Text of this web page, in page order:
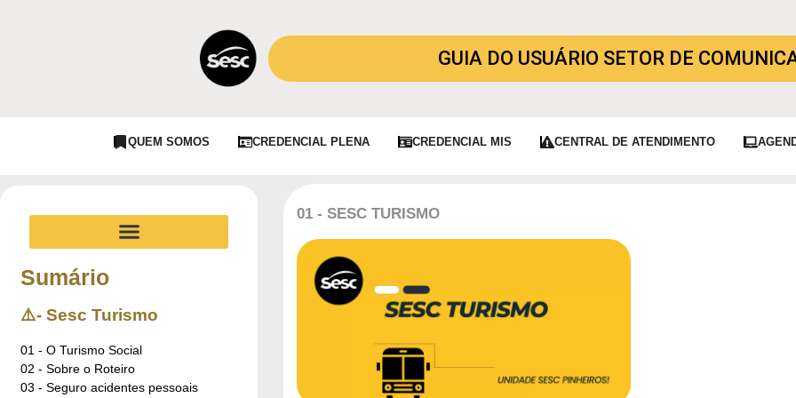
GUIA DO USUÁRIO SETOR DE
QUEM SOMOS CREDENCIAL PLENA CREDENCIAL MIS CENTRAL DE ATENDIMENTO
Sumário
⚠️- Sesc Turismo
01 - O Turismo Social
02 - Sobre o Roteiro
03 - Seguro acidentes pessoais
01 - SESC TURISMO